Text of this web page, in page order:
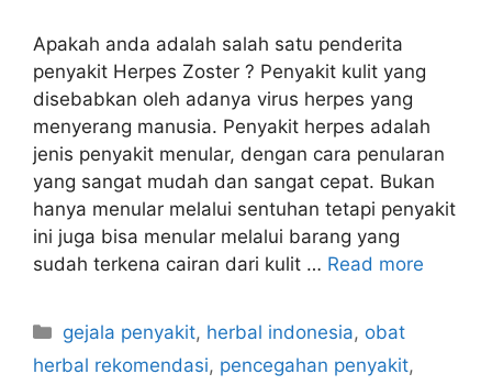
Apakah anda adalah salah satu penderita
penyakit Herpes Zoster ? Penyakit kulit yang
disebabkan oleh adanya virus herpes yang
menyerang manusia. Penyakit herpes adalah
jenis penyakit menular, dengan cara penularan
yang sangat mudah dan sangat cepat. Bukan
hanya menular melalui sentuhan tetapi penyakit
ini juga bisa menular melalui barang yang
sudah terkena cairan dari kulit … Read more
C
a
gejala penyakit, herbal indonesia, obat
herbal rekomendasi, pencegahan penyakit,